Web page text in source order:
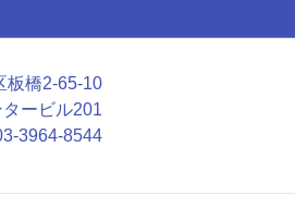
板橋2-65-10
ービル201
3964-8544